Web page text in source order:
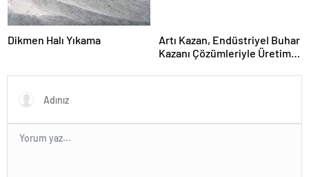
Dikmen Halı Yıkama
Artı Kazan, Endüstriyel Buhar
Kazanı Çözümleriyle Üretim
Sunuyor